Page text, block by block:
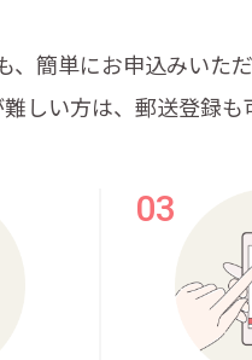
簡単にお申込みいただ
しい方は、郵送登録も